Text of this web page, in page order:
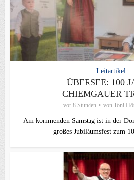
Leitartikel
ÜBERSEE: 100
CHIEMGAUER
vor 8 Stunden von Toni
Am kommenden Samstag ist in der
großes Jubiläumsfest zum